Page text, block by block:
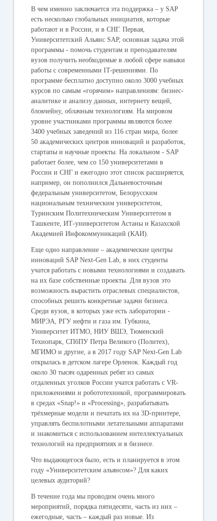
В чем именно заключается эта поддержка – у SAP
есть несколько глобальных инициатив, которые
работают и в России, и в СНГ. Первая,
Университетский Альянс SAP, основная задача этой
программы - помочь студентам и преподавателям
вузов получить необходимые в любой сфере навыки
работы с современными IT-решениями. По
программе бесплатно доступно около 3000 учебных
курсов по самым «горячим» направлениям: бизнес-
аналитике и анализу данных, интернету вещей,
блокчейну, облачным технологиям. На мировом
уровне участниками программы являются более
3400 учебных заведений из 116 стран мира, более
50 академических центров инноваций и разработок,
стартапы и научные проекты. На локальном - SAP
работает более, чем со 150 университетами в
России и СНГ и ежегодно этот список расширяется,
например, он пополнился Дальневосточным
федеральным университетом, Белорусским
национальным техническим университетом,
Туринским Политехническим Университетом в
Ташкенте, ИТ-университетом Астаны и Казахской
Академией Инфокоммуникаций (КАИ).
Еще одно направление – академические центры
инноваций SAP Next-Gen Lab, в них студенты
учатся работать с новыми технологиями и создавать
на их базе собственные проекты. Для вузов это
возможность вырастить отраслевых специалистов,
способных решить конкретные задачи бизнеса.
Среди вузов, в которых уже есть лаборатории -
МИРЭА, РГУ нефти и газа им. Губкина,
Университет ИТМО, НИУ ВШЭ, Тюменский
Технопарк, СПбПУ Петра Великого (Политех),
МГИМО и другие, а в 2017 году SAP Next-Gen Lab
открылась в детском лагере Орленок. Каждый год
около 30 тысяч одаренных ребят из самых
отдаленных уголков России учатся работать с VR-
приложениями и робототехникой, программировать
в средах «Snap!» и «Processing», разрабатывать
трёхмерные модели и печатать их на 3D-принтере,
управлять беспилотными летательными аппаратами
и знакомиться с использованием интеллектуальных
технологий на предприятиях и в бизнесе.
Что выдающегося было, есть и планируется в этом
году «Университетским альянсом»? Для каких
целевых аудиторий?
В течение года мы проводим очень много
мероприятий, порядка пятидесяти, часть из них –
ежегодные, часть – каждый раз новые. Из